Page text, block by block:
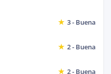
3 - Buena
2 - Buena
2 - Buena